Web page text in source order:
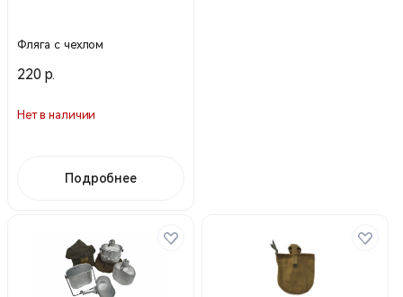
Фляга с чехлом
220 р.
Нет в наличии
Подробнее